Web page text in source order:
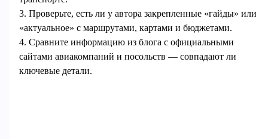
3. Проверьте, есть ли у автора закрепленные «гайды» или
«актуальное» с маршрутами, картами и бюджетами.
4. Сравните информацию из блога с официальными
сайтами авиакомпаний и посольств — совпадают ли
ключевые детали.